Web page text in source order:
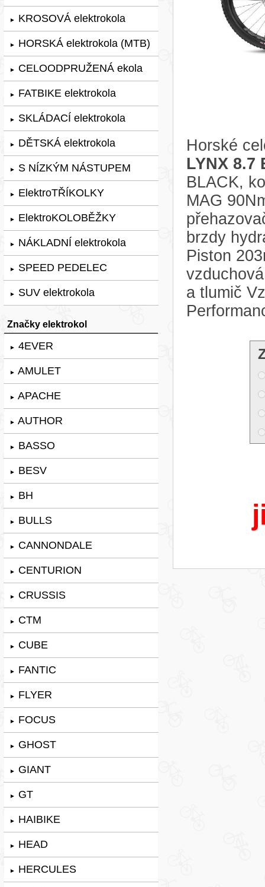
► KROSOVÁ elektrokola
► HORSKÁ elektrokola (MTB)
► CELOODPRUŽENÁ ekola
► FATBIKE elektrokola
► SKLÁDACÍ elektrokola
► DĚTSKÁ elektrokola
► S NÍZKÝM NÁSTUPEM
► ElektroTŘÍKOLKY
► ElektroKOLOBĚŽKY
► NÁKLADNÍ elektrokola
► SPEED PEDELEC
► SUV elektrokola
Značky elektrokol
► 4EVER
► AMULET
► APACHE
► AUTHOR
► BASSO
► BESV
► BH
► BULLS
► CANNONDALE
► CENTURION
► CRUSSIS
► CTM
► CUBE
► FANTIC
► FLYER
► FOCUS
► GHOST
► GIANT
► GT
► HAIBIKE
► HEAD
► HERCULES
Horské
LYNX 8.7
BLACK,
MAG
brzdy
Piston
a tlumič